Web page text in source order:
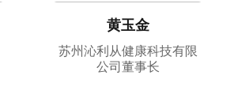
黄玉金
苏州沁利从健康科技有限
公司董事长